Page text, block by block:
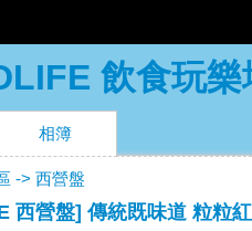
飲食玩樂
相簿
-> 西營盤
西營盤] 傳統既味道 粒粒